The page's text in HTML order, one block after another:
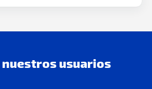
nuestros usuarios